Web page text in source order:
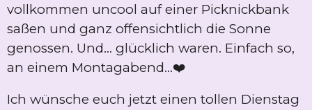
vollkommen uncool auf einer Picknickbank
saßen und ganz offensichtlich die Sonne
genossen. Und... glücklich waren. Einfach so,
an einem Montagabend...❤️
Ich wünsche euch jetzt einen tollen Dienstag